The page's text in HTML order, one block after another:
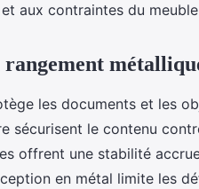
aux contraintes du
les documents et les
sécurisent le contenu
offrent une stabilité
en métal limite les